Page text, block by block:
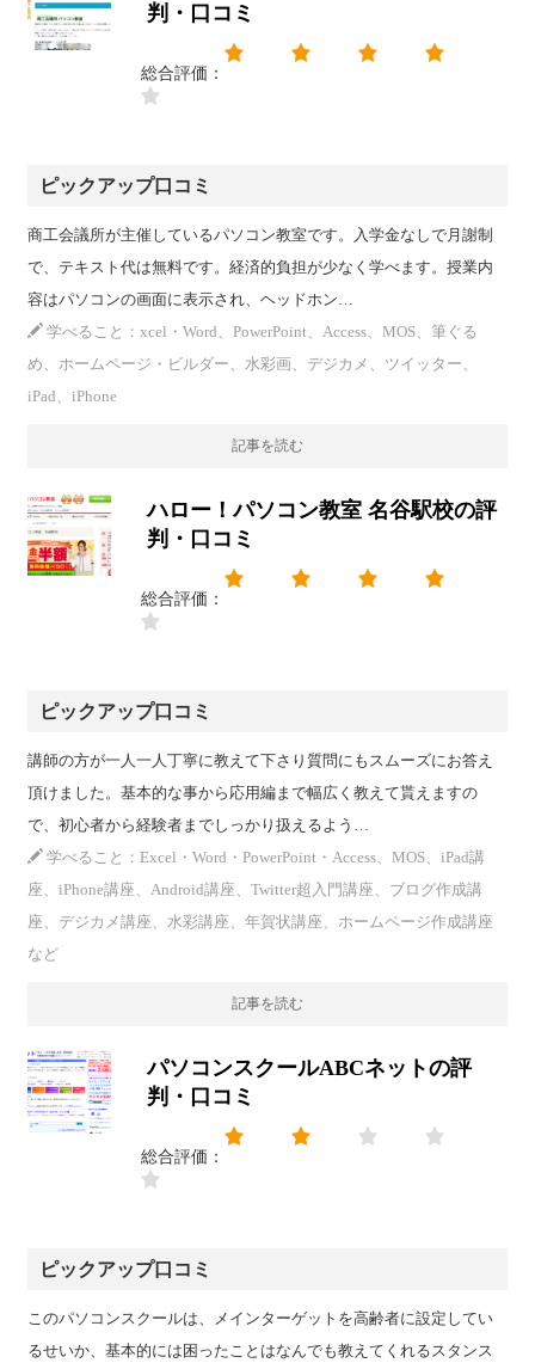
判・口コミ
総合評価：
ピックアップ口コミ
商工会議所が主催しているパソコン教室です。入学金なしで月謝制
で、テキスト代は無料です。経済的負担が少なく学べます。授業内
容はパソコンの画面に表示され、ヘッドホン…
学べること：xcel・Word、PowerPoint、Access、MOS、筆ぐる
め、ホームページ・ビルダー、水彩画、デジカメ、ツイッター、
iPad、iPhone
記事を読む
ハロー！パソコン教室 名谷駅校の評
判・口コミ
総合評価：
ピックアップ口コミ
講師の方が一人一人丁寧に教えて下さり質問にもスムーズにお答え
頂けました。基本的な事から応用編まで幅広く教えて貰えますの
で、初心者から経験者までしっかり扱えるよう…
学べること：Excel・Word・PowerPoint・Access、MOS、iPad講
座、iPhone講座、Android講座、Twitter超入門講座、ブログ作成講
座、デジカメ講座、水彩講座、年賀状講座、ホームページ作成講座
など
記事を読む
パソコンスクールABCネットの評
判・口コミ
総合評価：
ピックアップ口コミ
このパソコンスクールは、メインターゲットを高齢者に設定してい
るせいか、基本的には困ったことはなんでも教えてくれるスタンス